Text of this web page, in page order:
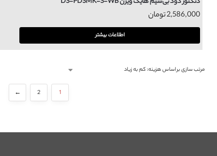
2,586,000تومان
اطلاعات بیشتر
1
2
←